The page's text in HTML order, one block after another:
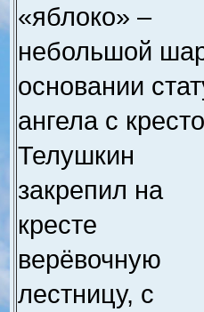
«яблоко» –
небольшой
основании
ангела с
Телушкин
закрепил на
кресте
верёвочную
лестницу, с